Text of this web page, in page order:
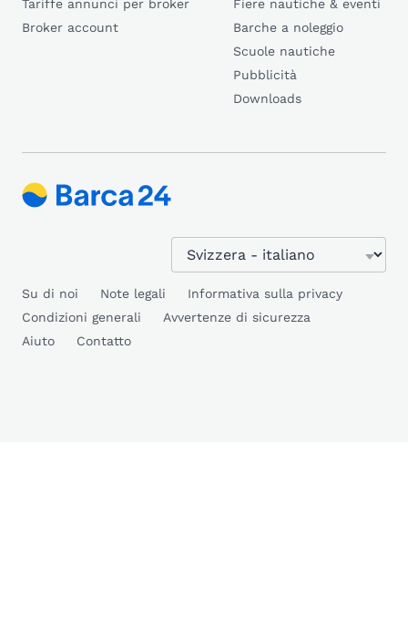
Tariffe annunci per broker
Broker account
Fiere nautiche & eventi
Barche a noleggio
Scuole nautiche
Pubblicità
Downloads
Su di noi Note legali
Informativa sulla privacy
Condizioni generali
Avvertenze di sicurezza
Aiuto
Contatto